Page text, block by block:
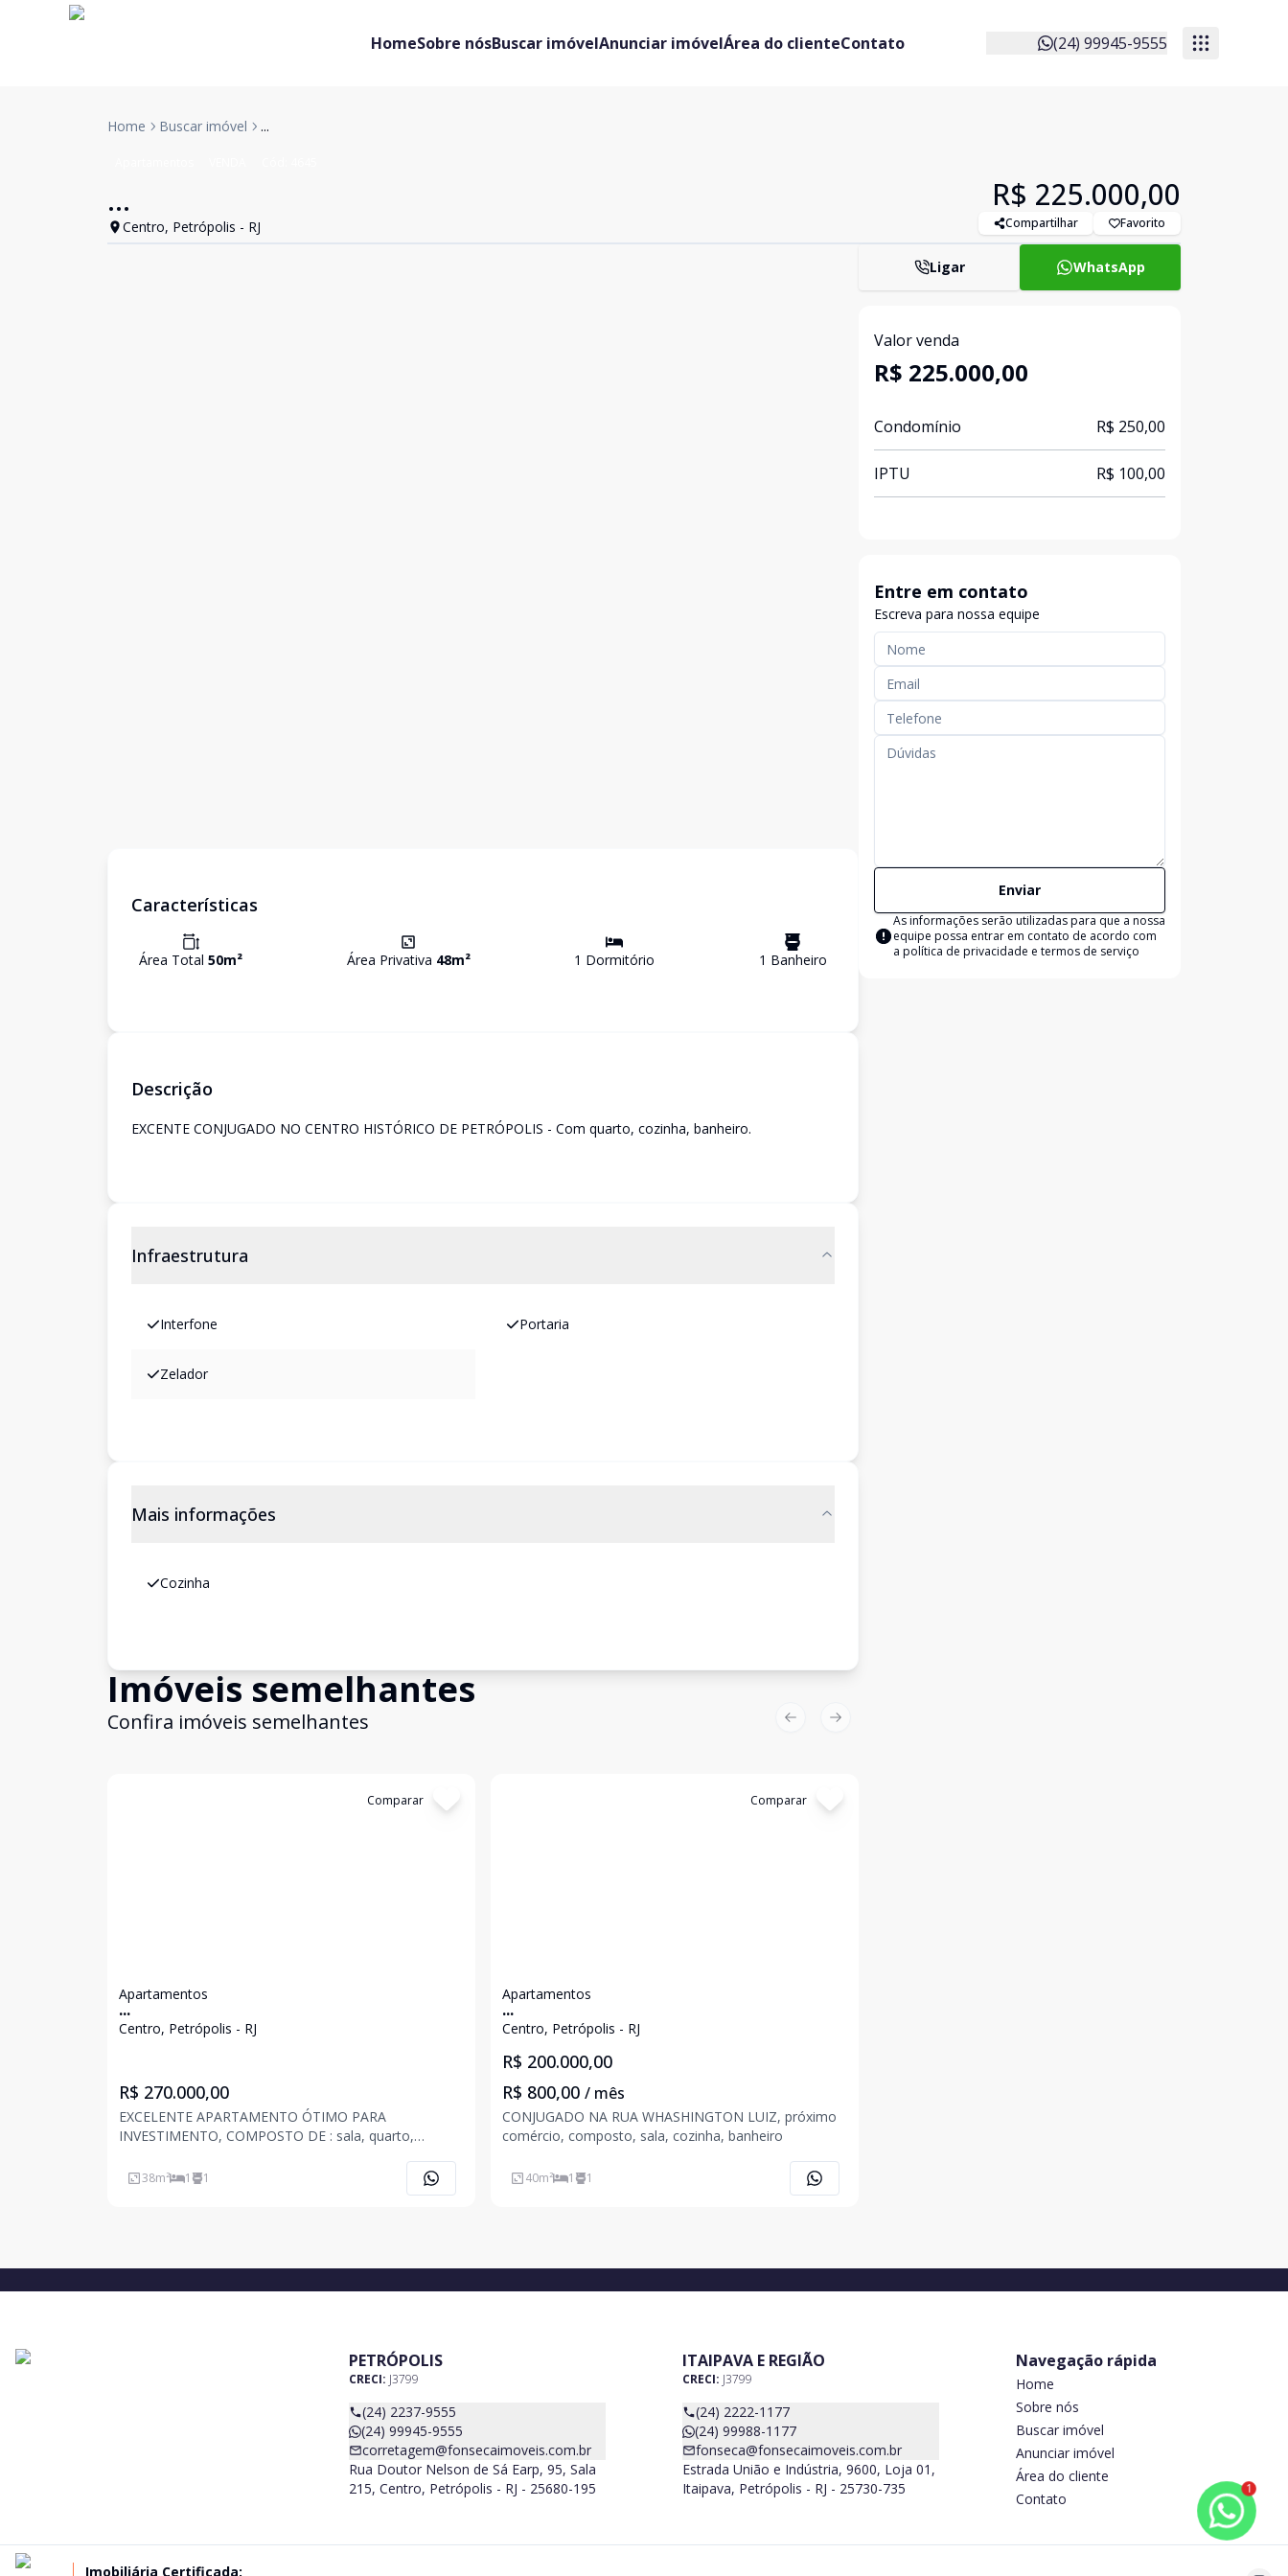
HomeSobre nósBuscar imóvelAnunciar imóvelÁrea do clienteContato (24) 99945-9555
Home Buscar imóvel ...
...
Centro, Petrópolis - RJ
R$ 225.000,00
Compartilhar Favorito
Características
Área Total 50m² Área Privativa 48m² 1 Dormitório 1 Banheiro
Descrição
EXCENTE CONJUGADO NO CENTRO HISTÓRICO DE PETRÓPOLIS - Com quarto, cozinha, banheiro.
Infraestrutura
Interfone Portaria
Zelador
Mais informações
Cozinha
Imóveis semelhantes
Confira imóveis semelhantes
Comparar
Apartamentos
...
Centro, Petrópolis - RJ
R$ 270.000,00
EXCELENTE APARTAMENTO ÓTIMO PARA
INVESTIMENTO, COMPOSTO DE : sala, quarto,
38m² 1 1
Comparar
Apartamentos
...
Centro, Petrópolis - RJ
R$ 200.000,00
R$ 800,00 / mês
CONJUGADO NA RUA WHASHINGTON LUIZ, próximo
comércio, composto, sala, cozinha, banheiro
40m² 1 1
Previous slide
Next slide
Ligar WhatsApp
Valor venda
R$ 225.000,00
Condomínio R$ 250,00
IPTU R$ 100,00
Entre em contato
Escreva para nossa equipe
Enviar
As informações serão utilizadas para que a nossa
equipe possa entrar em contato de acordo com
a política de privacidade e termos de serviço
PETRÓPOLIS
CRECI: J3799
(24) 2237-9555
(24) 99945-9555
corretagem@fonsecaimoveis.com.br
Rua Doutor Nelson de Sá Earp, 95, Sala
215, Centro, Petrópolis - RJ - 25680-195
ITAIPAVA E REGIÃO
CRECI: J3799
(24) 2222-1177
(24) 99988-1177
fonseca@fonsecaimoveis.com.br
Estrada União e Indústria, 9600, Loja 01,
Itaipava, Petrópolis - RJ - 25730-735
Navegação rápida
Home
Sobre nós
Buscar imóvel
Anunciar imóvel
Área do cliente
Contato
Imobiliária Certificada:
1